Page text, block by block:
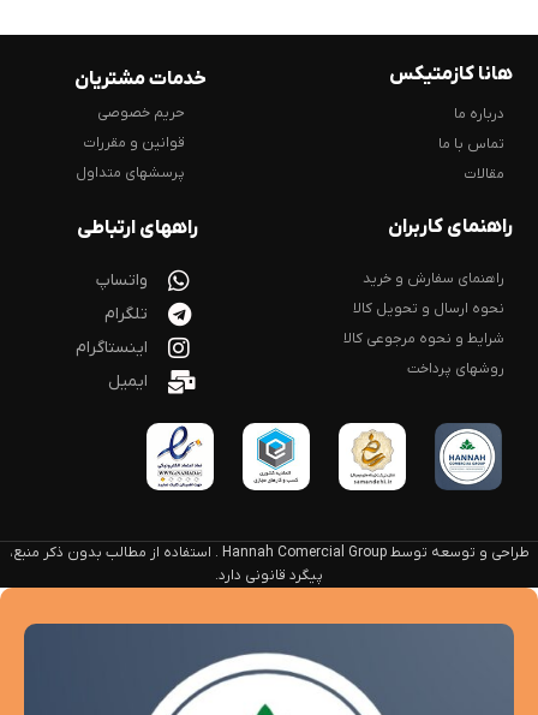
هانا کازمتیکس
درباره ما
تماس با ما
مقالات
خدمات مشتریان
حریم خصوصی
قوانین و مقررات
پرسشهای متداول
راهنمای کاربران
راهنمای سفارش و خرید
نحوه ارسال و تحویل کالا
شرایط و نحوه مرجوعی کالا
روشهای پرداخت
راههای ارتباطی
واتساپ
تلگرام
اینستاگرام
ایمیل
طراحی و توسعه توسط Hannah Comercial Group . استفاده از مطالب بدون ذکر منبع،
پیگرد قانونی دارد.